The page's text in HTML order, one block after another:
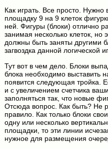
Как играть. Все просто. Нужно
площадку 9 на 9 клеток
ней. Фигуры (блоки) отлично
занимая несколько клеток, но
должны быть заняты другими
загвоздка данной логической
Тут вот в чем дело. Блоки
блока необходимо выставить
появится следующая тройка.
и с увеличением счетчика
заполняться так, что новые
Отсюда вопрос. Как быть? Не
правило. Как только блоки
одну или несколько
площадки, то эти линии
нужное для размещения